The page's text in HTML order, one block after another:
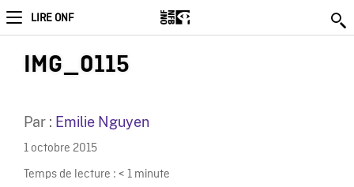
LIRE ONF
IMG_0115
Par : Emilie Nguyen
1 octobre 2015
Temps de lecture : < 1 minute